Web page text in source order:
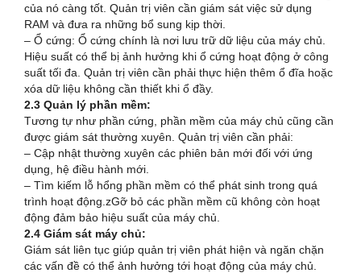
của nó càng tốt. Quản trị viên cần giám sát việc sử dụng
RAM và đưa ra những bổ sung kịp thời.
– Ổ cứng: Ổ cứng chính là nơi lưu trữ dữ liệu của máy chủ.
Hiệu suất có thể bị ảnh hưởng khi ổ cứng hoạt động ở công
suất tối đa. Quản trị viên cần phải thực hiện thêm ổ đĩa hoặc
xóa dữ liệu không cần thiết khi ổ đầy.
2.3 Quản lý phần mềm:
Tương tự như phần cứng, phần mềm của máy chủ cũng cần
được giám sát thường xuyên. Quản trị viên cần phải:
– Cập nhật thường xuyên các phiên bản mới đối với ứng
dụng, hệ điều hành mới.
– Tìm kiếm lỗ hổng phần mềm có thể phát sinh trong quá
trình hoạt động.zGỡ bỏ các phần mềm cũ không còn hoạt
động đảm bảo hiệu suất của máy chủ.
2.4 Giám sát máy chủ:
Giám sát liên tục giúp quản trị viên phát hiện và ngăn chặn
các vấn đề có thể ảnh hưởng tới hoạt động của máy chủ.